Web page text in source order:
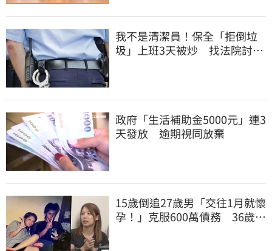
我不是清潔員！保全「拒倒垃
圾」上班3天被炒 找法院討公
政府「生活補助金5000元」連3
天發放 逾期視同放棄
15歲倒追27歲男「交往1月就懷
孕！」克服600萬債務 36歲美